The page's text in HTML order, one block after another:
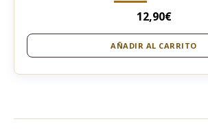
12,90€
AÑADIR AL CARRITO